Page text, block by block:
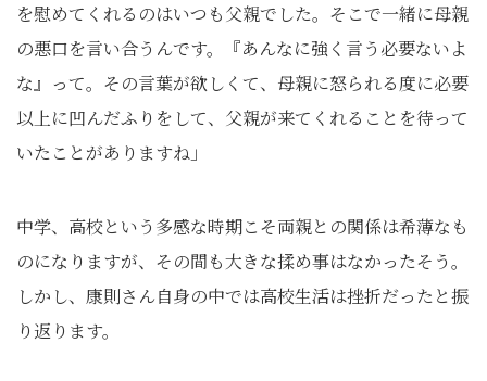
を慰めてくれるのはいつも父親でした。そこで一緒に母親
の悪口を言い合うんです。『あんなに強く言う必要ないよ
な』って。その言葉が欲しくて、母親に怒られる度に必要
以上に凹んだふりをして、父親が来てくれることを待って
いたことがありますね」
中学、高校という多感な時期こそ両親との関係は希薄なも
のになりますが、その間も大きな揉め事はなかったそう。
しかし、康則さん自身の中では高校生活は挫折だったと振
り返ります。